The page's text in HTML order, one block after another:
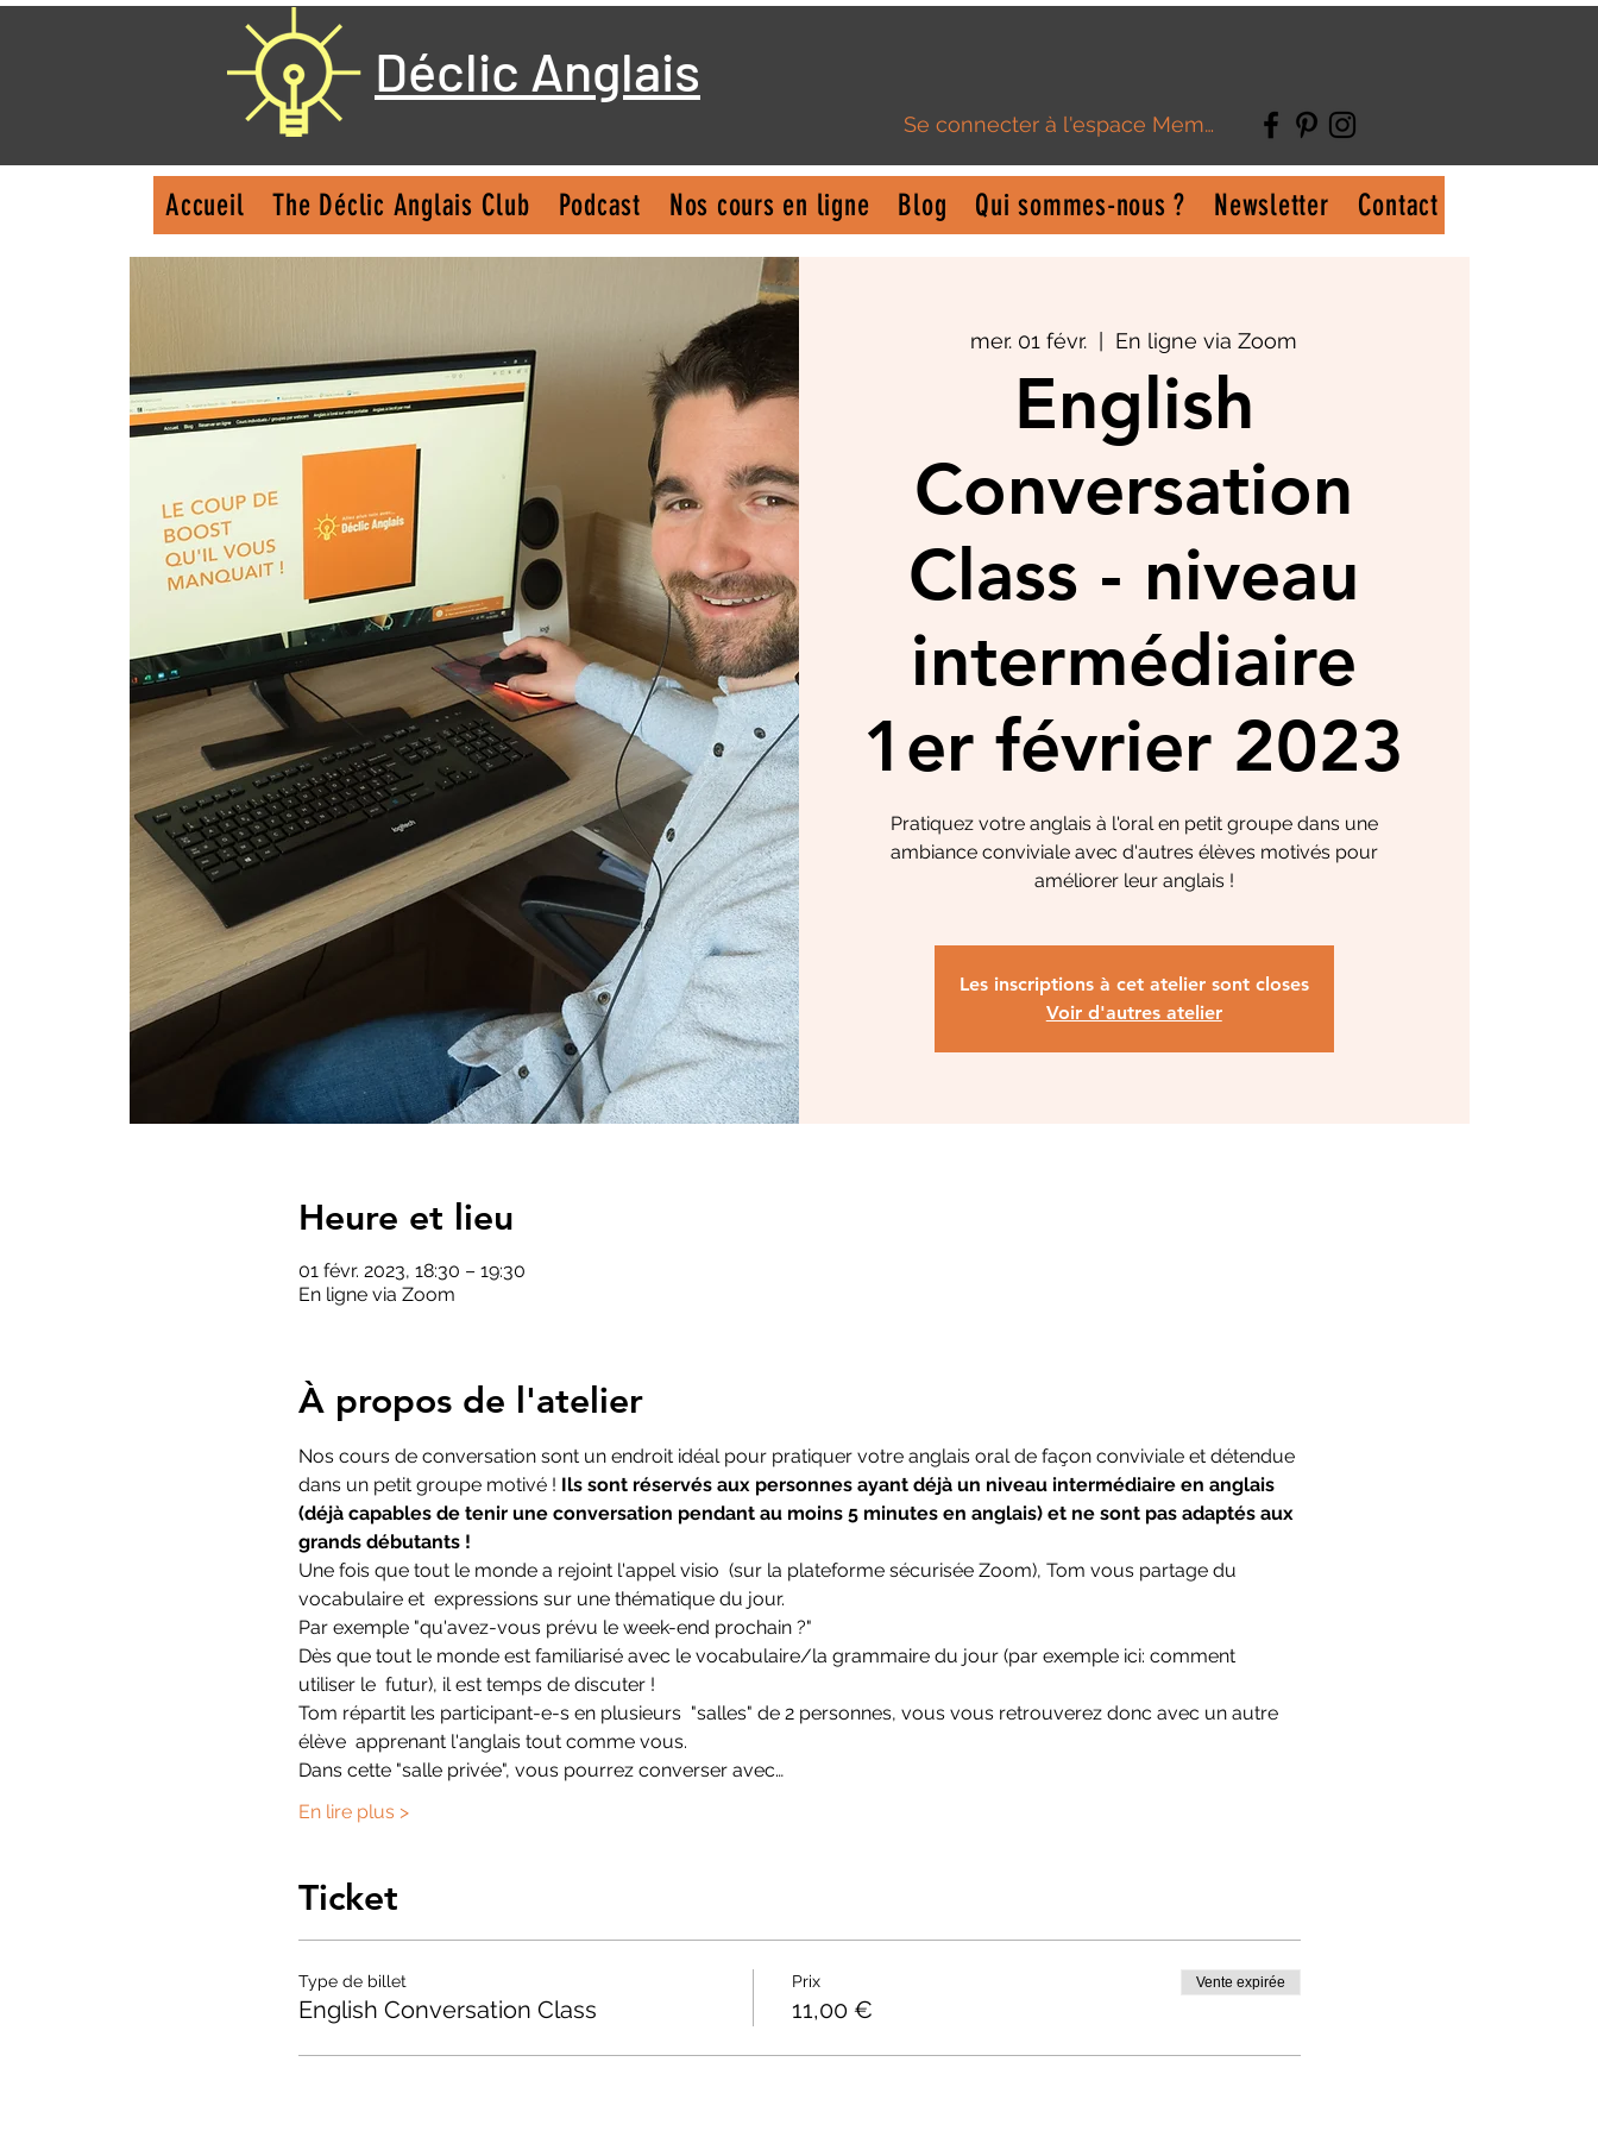
Déclic Anglais
Se connecter à l'espace Membre
Accueil The Déclic Anglais Club Podcast Nos cours en ligne Blog Qui sommes-nous ? Newsletter Contact
mer. 01 févr. En ligne via Zoom
English
Conversation
Class - niveau
intermédiaire
1er février 2023
Pratiquez votre anglais à l'oral en petit groupe dans une
ambiance conviviale avec d'autres élèves motivés pour
améliorer leur anglais !
Les inscriptions à cet atelier sont closes
Voir d'autres atelier
Heure et lieu
01 févr. 2023, 18:30 – 19:30
En ligne via Zoom
À propos de l'atelier
Nos cours de conversation sont un endroit idéal pour pratiquer votre anglais oral de façon conviviale et détendue
dans un petit groupe motivé ! Ils sont réservés aux personnes ayant déjà un niveau intermédiaire en anglais
(déjà capables de tenir une conversation pendant au moins 5 minutes en anglais) et ne sont pas adaptés aux
grands débutants !
Une fois que tout le monde a rejoint l'appel visio  (sur la plateforme sécurisée Zoom), Tom vous partage du
vocabulaire et  expressions sur une thématique du jour.
Par exemple "qu'avez-vous prévu le week-end prochain ?"
Dès que tout le monde est familiarisé avec le vocabulaire/la grammaire du jour (par exemple ici: comment
utiliser le  futur), il est temps de discuter !
Tom répartit les participant-e-s en plusieurs  "salles" de 2 personnes, vous vous retrouverez donc avec un autre
élève  apprenant l'anglais tout comme vous.
Dans cette "salle privée", vous pourrez converser avec…
En lire plus >
Ticket
Type de billet
English Conversation Class
Prix
11,00 €
Vente expirée